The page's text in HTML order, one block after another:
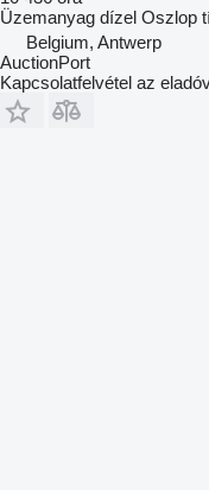
Üzemanyag dízel Oszlop
Belgium, Antwerp
AuctionPort
Kapcsolatfelvétel az